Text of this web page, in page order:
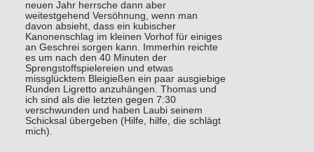
neuen Jahr herrsche dann aber
weitestgehend Versöhnung, wenn man
davon absieht, dass ein kubischer
Kanonenschlag im kleinen Vorhof für einiges
an Geschrei sorgen kann. Immerhin reichte
es um nach den 40 Minuten der
Sprengstoffspielereien und etwas
missglücktem Bleigießen ein paar ausgiebige
Runden Ligretto anzuhängen. Thomas und
ich sind als die letzten gegen 7:30
verschwunden und haben Laubi seinem
Schicksal übergeben (Hilfe, hilfe, die schlägt
mich).